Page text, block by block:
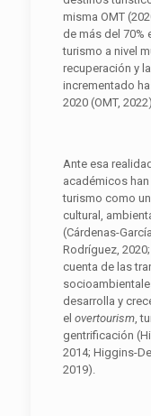
misma OMT
de más del 70%
turismo a nivel
recuperación y
incrementado
2020 (OMT, 2022).
Ante esa
académicos
turismo como
cultural,
(Cárdenas-
Rodríguez,
cuenta de las
desarrolla y
el overtourism,
gentrificación
2014; Higgins-
2019).